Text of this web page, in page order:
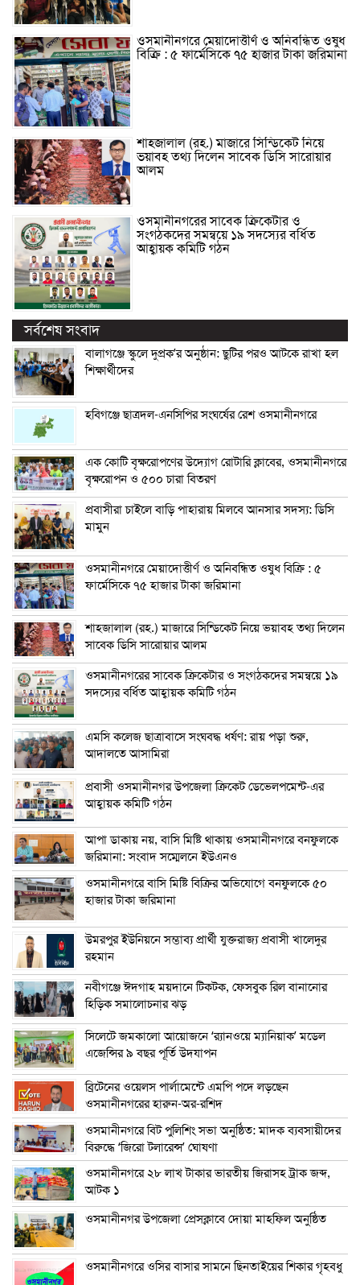
ওসমানীনগরে মেয়াদোত্তীর্ণ ও অনিবন্ধিত ওষুধ
বিক্রি : ৫ ফার্মেসিকে ৭৫ হাজার টাকা জরিমানা
শাহজালাল (রহ.) মাজারে সিন্ডিকেট নিয়ে
ভয়াবহ তথ্য দিলেন সাবেক ডিসি সারোয়ার
আলম
ওসমানীনগরের সাবেক ক্রিকেটার ও
সংগঠকদের সমন্বয়ে ১৯ সদস্যের বর্ধিত
আহ্বায়ক কমিটি গঠন
সর্বশেষ সংবাদ
বালাগঞ্জে স্কুলে দুপ্রক’র অনুষ্ঠান: ছুটির পরও আটকে রাখা হল
শিক্ষার্থীদের
হবিগঞ্জে ছাত্রদল-এনসিপির সংঘর্ষের রেশ ওসমানীনগরে
এক কোটি বৃক্ষরোপণের উদ্যোগ রোটারি ক্লাবের, ওসমানীনগরে
বৃক্ষরোপন ও ৫০০ চারা বিতরণ
প্রবাসীরা চাইলে বাড়ি পাহারায় মিলবে আনসার সদস্য: ডিসি
মামুন
ওসমানীনগরে মেয়াদোত্তীর্ণ ও অনিবন্ধিত ওষুধ বিক্রি : ৫
ফার্মেসিকে ৭৫ হাজার টাকা জরিমানা
শাহজালাল (রহ.) মাজারে সিন্ডিকেট নিয়ে ভয়াবহ তথ্য দিলেন
সাবেক ডিসি সারোয়ার আলম
ওসমানীনগরের সাবেক ক্রিকেটার ও সংগঠকদের সমন্বয়ে ১৯
সদস্যের বর্ধিত আহ্বায়ক কমিটি গঠন
এম‌সি কলেজ ছাত্রাবাসে সংঘবদ্ধ ধর্ষণ: রায় পড়া শুরু,
আদালতে আসামিরা
প্রবাসী ওসমানীনগর উপজেলা ক্রিকেট ডেভেলপমেন্ট-এর
আহ্বায়ক কমিটি গঠন
আপা ডাকায় নয়, বাসি মিষ্টি থাকায় ওসমানীনগরে বনফুলকে
জরিমানা: সংবাদ সম্মেলনে ইউএনও
ওসমানীনগরে বাসি মিষ্টি বিক্রির অভিযোগে বনফুলকে ৫০
হাজার টাকা জরিমানা
উমরপুর ইউনিয়নে সম্ভাব্য প্রার্থী যুক্তরাজ্য প্রবাসী খালেদুর
রহমান
নবীগঞ্জে ঈদগাহ ময়দানে টিকটক, ফেসবুক রিল বানানোর
হিড়িক সমালোচনার ঝড়
সিলেটে জমকালো আয়োজনে ‘র‍্যানওয়ে ম্যানিয়াক’ মডেল
এজেন্সির ৯ বছর পূর্তি উদযাপন
ব্রিটেনের ওয়েলস পার্লামেন্টে এমপি পদে লড়ছেন
ওসমানীনগরের হারুন-অর-রশিদ
ওসমানীনগরে বিট পুলিশিং সভা অনুষ্ঠিত: মাদক ব্যবসায়ীদের
বিরুদ্ধে ‘জিরো টলারেন্স’ ঘোষণা
ওসমানীনগরে ২৮ লাখ টাকার ভারতীয় জিরাসহ ট্রাক জব্দ,
আটক ১
ওসমানীনগর উপজেলা প্রেসক্লাবে দোয়া মাহফিল অনুষ্ঠিত
ওসমানীনগরে ওসির বাসার সামনে ছিনতাইয়ের শিকার গৃহবধু